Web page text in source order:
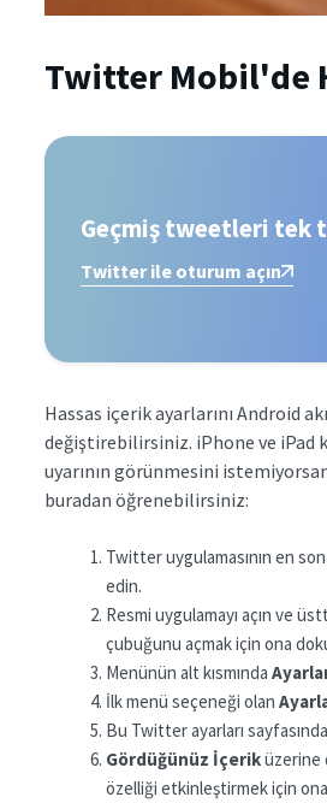
Twitter Mobil'de
Geçmiş tweetleri tek
Twitter ile oturum açın
Hassas içerik ayarlarını Android
değiştirebilirsiniz. iPhone ve iPad
uyarının görünmesini
buradan öğrenebilirsiniz:
Twitter uygulamasının en
edin.
Resmi uygulamayı açın ve
çubuğunu açmak için ona
Menünün alt kısmında
İlk menü seçeneği olan
Bu Twitter ayarları
Gördüğünüz İçeriküzerine
özelliği etkinleştirmek için